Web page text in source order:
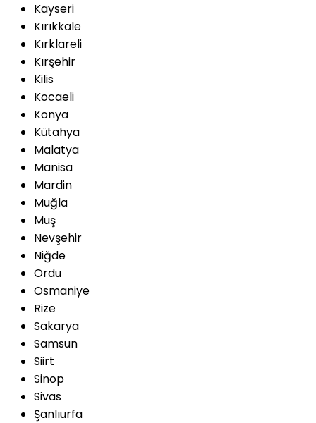
Kayseri
Kırıkkale
Kırklareli
Kırşehir
Kilis
Kocaeli
Konya
Kütahya
Malatya
Manisa
Mardin
Muğla
Muş
Nevşehir
Niğde
Ordu
Osmaniye
Rize
Sakarya
Samsun
Siirt
Sinop
Sivas
Şanlıurfa